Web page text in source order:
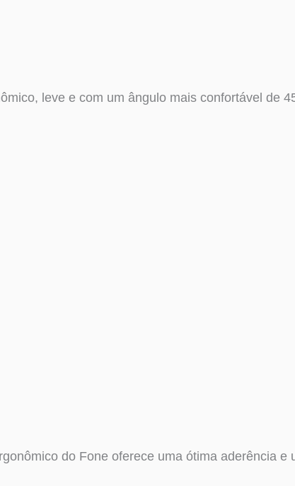
leve e com um ângulo mais confortável de
do Fone oferece uma ótima aderência e